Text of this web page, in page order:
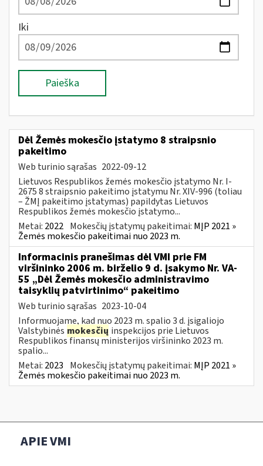
Iki
Paieška
Dėl Žemės mokesčio įstatymo 8 straipsnio
pakeitimo
Web turinio sąrašas 2022-09-12
Lietuvos Respublikos žemės mokesčio įstatymo Nr. I-
2675 8 straipsnio pakeitimo įstatymu Nr. XIV-996 (toliau
– ŽMĮ pakeitimo įstatymas) papildytas Lietuvos
Respublikos žemės mokesčio įstatymo...
Metai: 2022 Mokesčių įstatymų pakeitimai: MĮP 2021 »
Žemės mokesčio pakeitimai nuo 2023 m.
Informacinis pranešimas dėl VMI prie FM
viršininko 2006 m. birželio 9 d. įsakymo Nr. VA-
55 „Dėl Žemės mokesčio administravimo
taisyklių patvirtinimo“ pakeitimo
Web turinio sąrašas 2023-10-04
Informuojame, kad nuo 2023 m. spalio 3 d. įsigaliojo
Valstybinės mokesčių inspekcijos prie Lietuvos
Respublikos finansų ministerijos viršininko 2023 m.
spalio...
Metai: 2023 Mokesčių įstatymų pakeitimai: MĮP 2021 »
Žemės mokesčio pakeitimai nuo 2023 m.
APIE VMI